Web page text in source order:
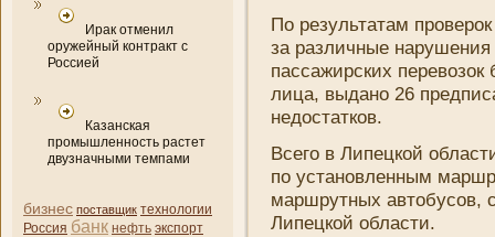
Ирак отменил
оружейный контракт с
Россией
Казанская
промышленность растет
двузначными темпами
бизнес поставщик технологии
Россия банк нефть экспорт
По результатам
за различные
пассажирских
лица, выдано 26
недостатков.
Всего в Липецкой
по установленным
маршрутных
Липецкой области.